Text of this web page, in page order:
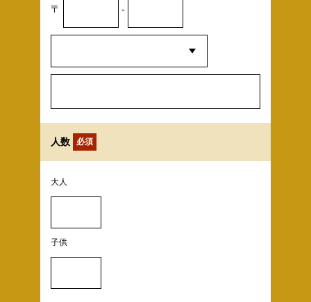
〒 -
人数 必須
大人
子供